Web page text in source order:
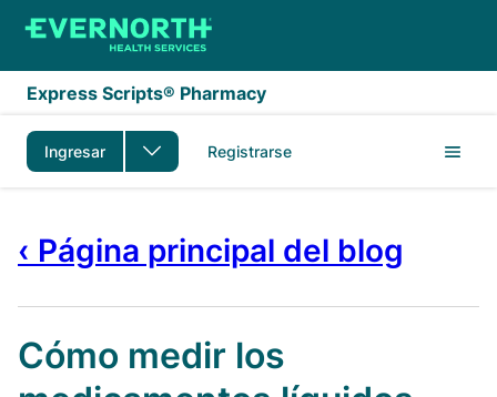
Saltar al contenido principal
Express Scripts® Pharmacy
Ingresar Registrarse
‹ Página principal del blog
Cómo medir los